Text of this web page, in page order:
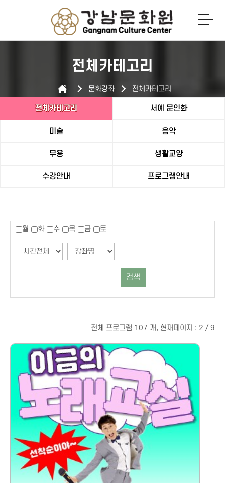
로그인
전체카테고리
문화강좌 전체카테고리
전체카테고리 서예 문인화
미술 음악
무용 생활교양
수강안내 프로그램안내
월 화 수 목 금 토
검색
전체 프로그램 107 개, 현재페이지 : 2 / 9